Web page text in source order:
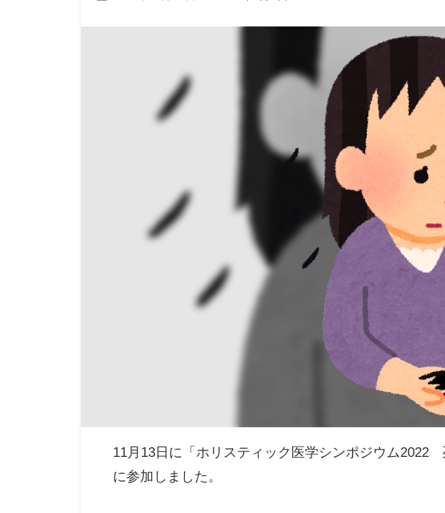
11月13日に「ホリスティック医学シンポジウム2022
に参加しました。